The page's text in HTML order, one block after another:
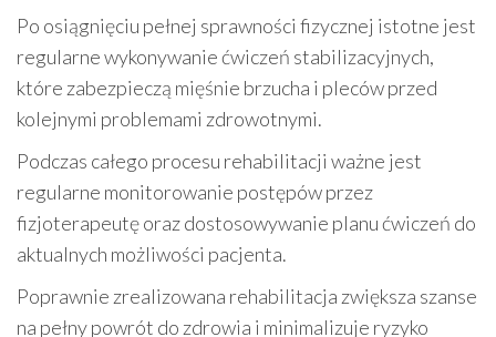
Po osiągnięciu pełnej sprawności fizycznej istotne jest
regularne wykonywanie ćwiczeń stabilizacyjnych,
które zabezpieczą mięśnie brzucha i pleców przed
kolejnymi problemami zdrowotnymi.
Podczas całego procesu rehabilitacji ważne jest
regularne monitorowanie postępów przez
fizjoterapeutę oraz dostosowywanie planu ćwiczeń do
aktualnych możliwości pacjenta.
Poprawnie zrealizowana rehabilitacja zwiększa szanse
na pełny powrót do zdrowia i minimalizuje ryzyko